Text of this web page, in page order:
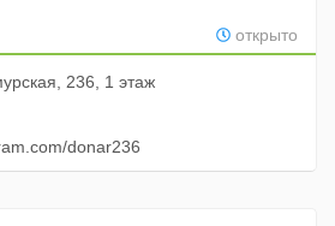
открыто
236, 1 этаж
donar236